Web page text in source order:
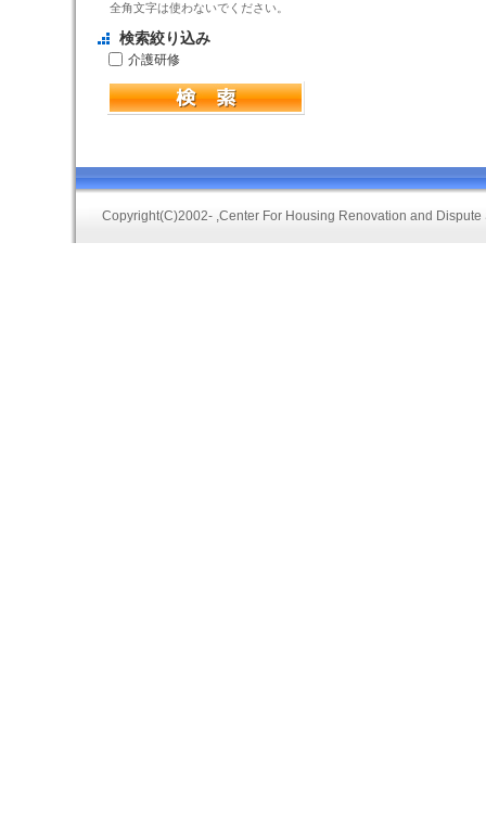
全角文字は使わないでください。
検索絞り込み
介護研修
Copyright(C)2002- ,Center For Housing Renovation and Dispute